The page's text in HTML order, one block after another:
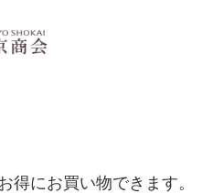
得にお買い物できます。